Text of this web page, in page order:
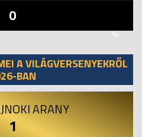
0
A VILÁGVERSENYEKRŐL
BAN
ARANY
1